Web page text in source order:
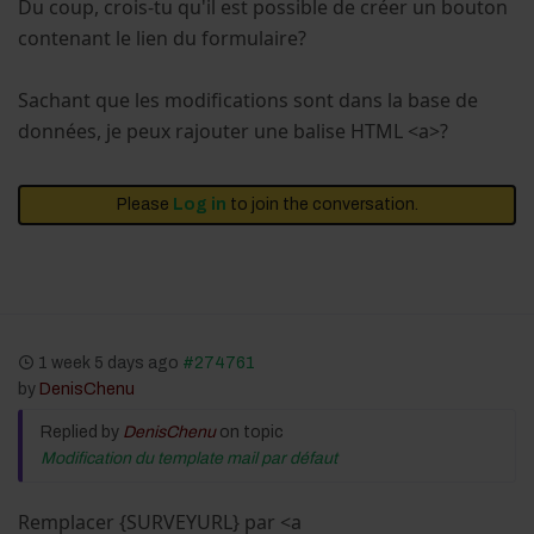
Du coup, crois-tu qu'il est possible de créer un bouton
contenant le lien du formulaire?
Sachant que les modifications sont dans la base de
données, je peux rajouter une balise HTML <a>?
Please Log in to join the conversation.
1 week 5 days ago #274761
by DenisChenu
Replied by DenisChenuon topic
Modification du template mail par défaut
Remplacer {SURVEYURL} par <a